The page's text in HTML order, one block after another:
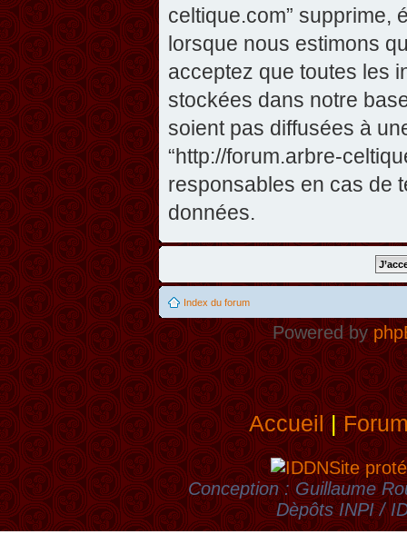
celtique.com” supprime,
lorsque nous estimons
acceptez que toutes les
stockées dans notre
soient pas diffusées à
“http://forum.arbre-
responsables en cas de
données.
Index du forum
Powered by
Accueil|
Site
Conception : Guillaume
Dèpôts INPI /